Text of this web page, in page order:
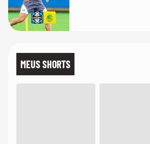
MEUS SHORTS